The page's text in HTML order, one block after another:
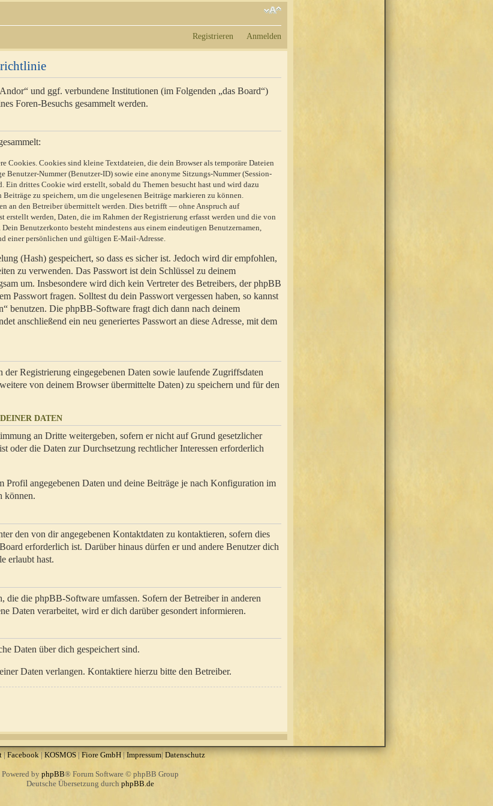
Registrieren Anmelden
und ggf. verbundene Institutionen (im Folgenden „das Board“)
Foren-Besuchs gesammelt werden.
Cookies. Cookies sind kleine Textdateien, die dein Browser als temporäre Dateien
Nummer (Benutzer-ID) sowie eine anonyme Sitzungs-Nummer (Session-
drittes Cookie wird erstellt, sobald du Themen besucht hast und wird dazu
zu speichern, um die ungelesenen Beiträge markieren zu können.
an den Betreiber übermittelt werden. Dies betrifft — ohne Anspruch auf
werden, Daten, die im Rahmen der Registrierung erfasst werden und die von
Benutzerkonto besteht mindestens aus einem eindeutigen Benutzernamen,
einer persönlichen und gültigen E-Mail-Adresse.
(Hash) gespeichert, so dass es sicher ist. Jedoch wird dir empfohlen,
zu verwenden. Das Passwort ist dein Schlüssel zu deinem
um. Insbesondere wird dich kein Vertreter des Betreibers, der phpBB
Passwort fragen. Solltest du dein Passwort vergessen haben, so kannst
benutzen. Die phpBB-Software fragt dich dann nach deinem
anschließend ein neu generiertes Passwort an diese Adresse, mit dem
Registrierung eingegebenen Daten sowie laufende Zugriffsdaten
von deinem Browser übermittelte Daten) zu speichern und für den
DATEN
an Dritte weitergeben, sofern er nicht auf Grund gesetzlicher
oder die Daten zur Durchsetzung rechtlicher Interessen erforderlich
angegebenen Daten und deine Beiträge je nach Konfiguration im
können.
den von dir angegebenen Kontaktdaten zu kontaktieren, sofern dies
erforderlich ist. Darüber hinaus dürfen er und andere Benutzer dich
erlaubt hast.
die die phpBB-Software umfassen. Sofern der Betreiber in anderen
Daten verarbeitet, wird er dich darüber gesondert informieren.
Daten über dich gespeichert sind.
Daten verlangen. Kontaktiere hierzu bitte den Betreiber.
| Facebook|KOSMOS| Fiore GmbH| Impressum|Datenschutz
Powered by phpBB® Forum Software © phpBB Group
Deutsche Übersetzung durch phpBB.de